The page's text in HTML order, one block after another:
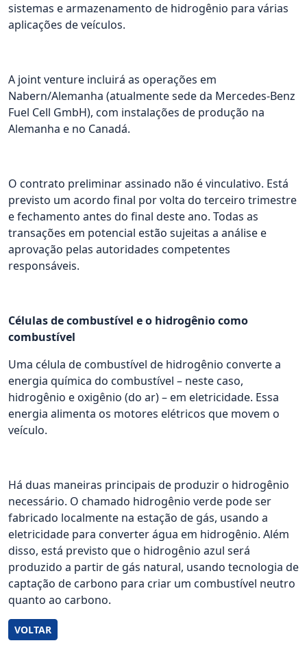
sistemas e armazenamento de hidrogênio para várias
aplicações de veículos.
A joint venture incluirá as operações em
Nabern/Alemanha (atualmente sede da Mercedes-Benz
Fuel Cell GmbH), com instalações de produção na
Alemanha e no Canadá.
O contrato preliminar assinado não é vinculativo. Está
previsto um acordo final por volta do terceiro trimestre
e fechamento antes do final deste ano. Todas as
transações em potencial estão sujeitas a análise e
aprovação pelas autoridades competentes
responsáveis.
Células de combustível e o hidrogênio como
combustível
Uma célula de combustível de hidrogênio converte a
energia química do combustível – neste caso,
hidrogênio e oxigênio (do ar) – em eletricidade. Essa
energia alimenta os motores elétricos que movem o
veículo.
Há duas maneiras principais de produzir o hidrogênio
necessário. O chamado hidrogênio verde pode ser
fabricado localmente na estação de gás, usando a
eletricidade para converter água em hidrogênio. Além
disso, está previsto que o hidrogênio azul será
produzido a partir de gás natural, usando tecnologia de
captação de carbono para criar um combustível neutro
quanto ao carbono.
VOLTAR